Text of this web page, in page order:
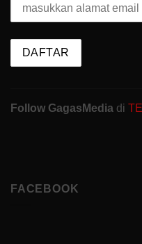
Follow GagasMedia di
FACEBOOK